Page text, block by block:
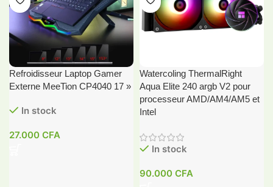
Refroidisseur Laptop Gamer
Externe MeeTion CP4040 17 »
In stock
27.000 CFA
Watercoling ThermalRight
Aqua Elite 240 argb V2 pour
processeur AMD/AM4/AM5 et
Intel
In stock
90.000 CFA